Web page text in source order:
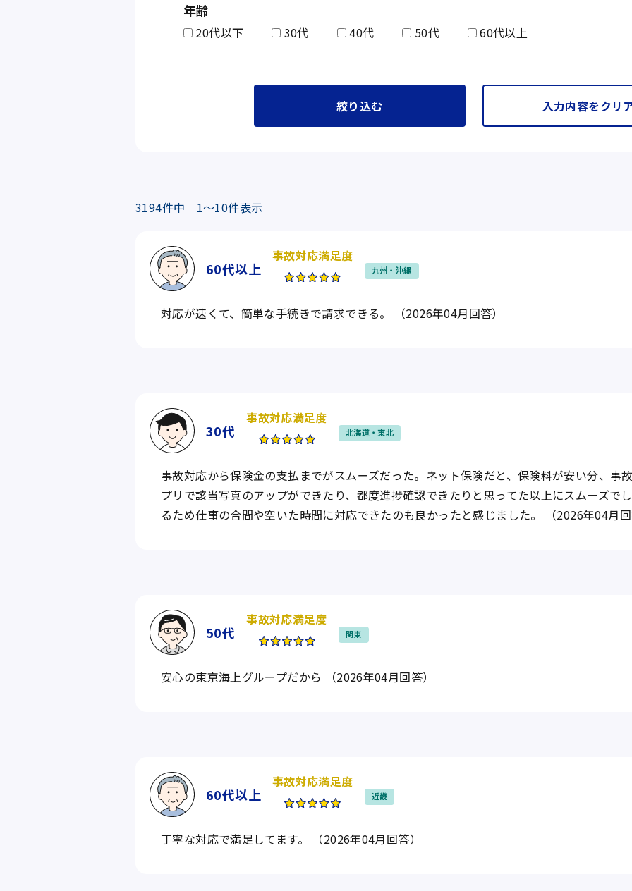
年齢
20代以下 30代 40代 50代 60代以上
絞り込む 入力内容をクリ
3194件中 1～10件表示
60代以上
事故対応満足度
九州・沖縄
対応が速くて、簡単な手続きで請求できる。 （2026年04月回答）
30代
事故対応満足度
北海道・東北
事故対応から保険金の支払までがスムーズだった。ネット保険だと、保険料が安い分、事
プリで該当写真のアップができたり、都度進捗確認できたりと思ってた以上にスムーズで
るため仕事の合間や空いた時間に対応できたのも良かったと感じました。 （2026年04月
50代
事故対応満足度
関東
安心の東京海上グループだから （2026年04月回答）
60代以上
事故対応満足度
近畿
丁寧な対応で満足してます。 （2026年04月回答）